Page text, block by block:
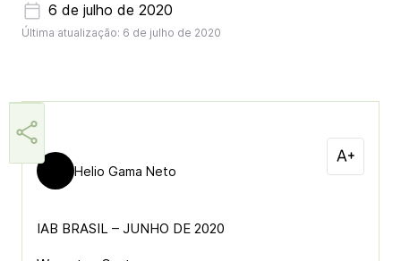
6 de julho de 2020
Última atualização: 6 de julho de 2020
Helio Gama Neto
IAB BRASIL – JUNHO DE 2020